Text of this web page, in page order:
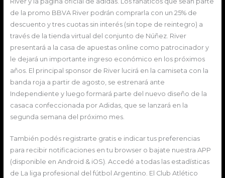
de la promo BBVA River podrán comprarla con un 25% de
descuento y tres cuotas sin interés (sin tope de reintegro) a
través de la tienda virtual del conjunto de Núñez. River
presentará a la casa de apuestas online como patrocinador y
le dejará un importante ingreso económico en los próximos
años. El principal sponsor de River lucirá en la camiseta con la
banda roja a partir de agosto, se estrenará ante
Independiente y luego formará parte del nuevo diseño de la
casaca confeccionada por Adidas, que se lanzará en la
segunda semana del próximo mes.
También podés registrarte gratis e indicar tus preferencias
para recibir notificaciones en tu browser o bajate nuestra APP
(disponible en Android & iOS). Accedé a todas las estadísticas
de La liga profesional del fútbol Argentino. El Club Atlético